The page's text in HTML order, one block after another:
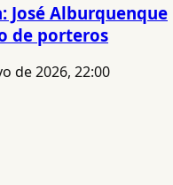
José Alburquenque
de porteros
de 2026, 22:00